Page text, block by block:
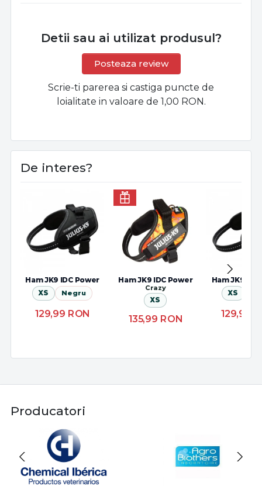
Detii sau ai utilizat produsul?
Posteaza review
Scrie-ti parerea si castiga puncte de
loialitate in valoare de 1,00 RON.
De interes?
Ham JK9 IDC Power
XS Negru
129,99 RON
Ham JK9 IDC Power
Crazy
XS
135,99 RON
Ham JK9
XS
129,99
Producatori